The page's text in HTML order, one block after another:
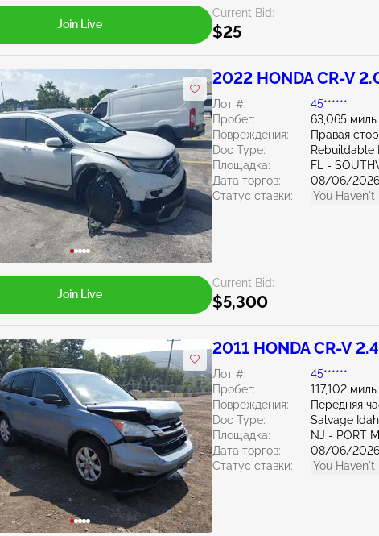
Current Bid:
$25
Join Live
2022 HONDA CR-V
Лот #:
45******
Пробег:
63,065 миль
Повреждения:
Правая
Doc Type:
Rebuildable
Площадка:
FL -
Дата торгов:
08/06/2026
Статус ставки:
You Haven't
Current Bid:
$5,300
Join Live
2011 HONDA CR-V
Лот #:
45******
Пробег:
117,102 миль
Повреждения:
Передняя
Doc Type:
Salvage
Площадка:
NJ - PORT
Дата торгов:
08/06/2026
Статус ставки:
You Haven't